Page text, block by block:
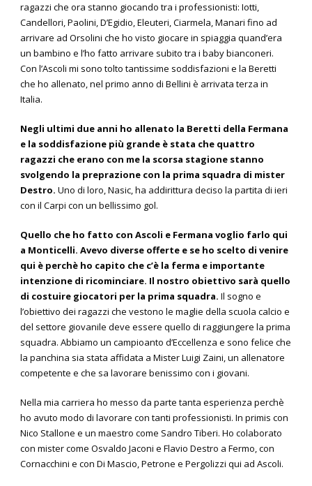
ragazzi che ora stanno giocando tra i professionisti: Iotti,
Candellori, Paolini, D’Egidio, Eleuteri, Ciarmela, Manari fino ad
arrivare ad Orsolini che ho visto giocare in spiaggia quand’era
un bambino e l’ho fatto arrivare subito tra i baby bianconeri.
Con l’Ascoli mi sono tolto tantissime soddisfazioni e la Beretti
che ho allenato, nel primo anno di Bellini è arrivata terza in
Italia.
Negli ultimi due anni ho allenato la Beretti della Fermana
e la soddisfazione più grande è stata che quattro
ragazzi che erano con me la scorsa stagione stanno
svolgendo la preprazione con la prima squadra di mister
Destro. Uno di loro, Nasic, ha addirittura deciso la partita di ieri
con il Carpi con un bellissimo gol.
Quello che ho fatto con Ascoli e Fermana voglio farlo qui
a Monticelli. Avevo diverse offerte e se ho scelto di venire
qui è perchè ho capito che c’è la ferma e importante
intenzione di ricominciare. Il nostro obiettivo sarà quello
di costuire giocatori per la prima squadra. Il sogno e
l’obiettivo dei ragazzi che vestono le maglie della scuola calcio e
del settore giovanile deve essere quello di raggiungere la prima
squadra. Abbiamo un campioanto d’Eccellenza e sono felice che
la panchina sia stata affidata a Mister Luigi Zaini, un allenatore
competente e che sa lavorare benissimo con i giovani.
Nella mia carriera ho messo da parte tanta esperienza perchè
ho avuto modo di lavorare con tanti professionisti. In primis con
Nico Stallone e un maestro come Sandro Tiberi. Ho colaborato
con mister come Osvaldo Jaconi e Flavio Destro a Fermo, con
Cornacchini e con Di Mascio, Petrone e Pergolizzi qui ad Ascoli.